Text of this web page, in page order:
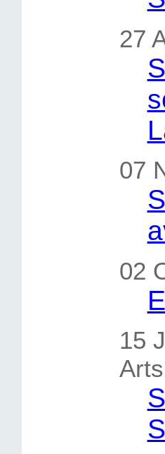
27
07
02
15